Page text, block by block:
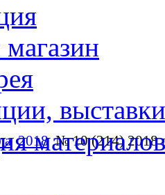
выставки
материалов
2018 № 10 (214) 2018